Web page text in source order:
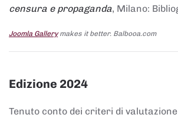
censura e propaganda, Milano:
Joomla Gallerymakes it better. Balbooa.com
Edizione 2024
Tenuto conto dei criteri di